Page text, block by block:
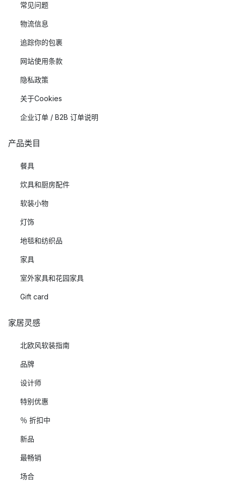
常见问题
物流信息
追踪你的包裹
网站使用条款
隐私政策
关于Cookies
企业订单 / B2B 订单说明
产品类目
餐具
炊具和厨房配件
软装小物
灯饰
地毯和纺织品
家具
室外家具和花园家具
Gift card
家居灵感
北欧风软装指南
品牌
设计师
特别优惠
％ 折扣中
新品
最畅销
场合